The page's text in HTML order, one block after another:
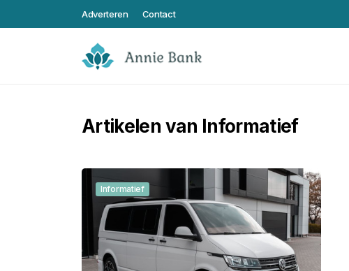
Adverteren Contact
Artikelen van Informatief
Informatief